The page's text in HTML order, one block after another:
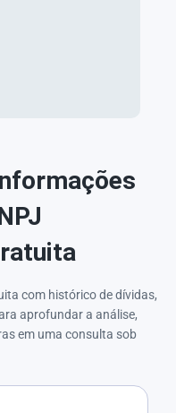
com histórico de dívidas,
aprofundar a análise,
em uma consulta sob